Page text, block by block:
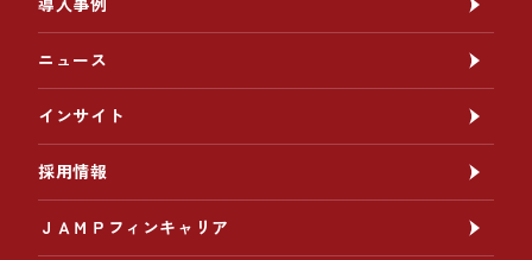
ニュース
インサイト
採用情報
ＪＡＭＰフィンキャリア